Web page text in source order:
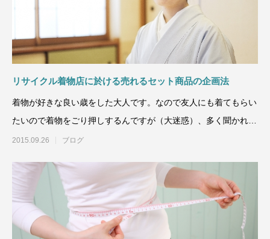
リサイクル着物店に於ける売れるセット商品の企画法
着物が好きな良い歳をした大人です。なので友人にも着てもらい
たいので着物をごり押しするんですが（大迷惑）、多く聞かれる
のは「着物は高いし何買っ
2015.09.26 ブログ